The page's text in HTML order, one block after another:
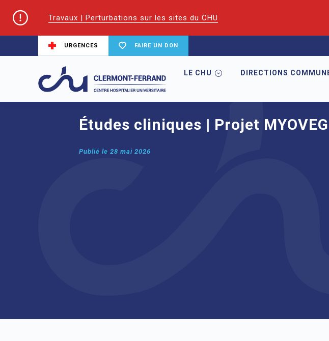
Travaux | Perturbations sur les sites du CHU
URGENCES FAIRE UN DON
LE CHU DIRECTIONS
Accueil Trouver un service du CHU Centre de recherche en nutrition
Études cliniques | Projet MYOVEG
Publié le 28 mai 2026